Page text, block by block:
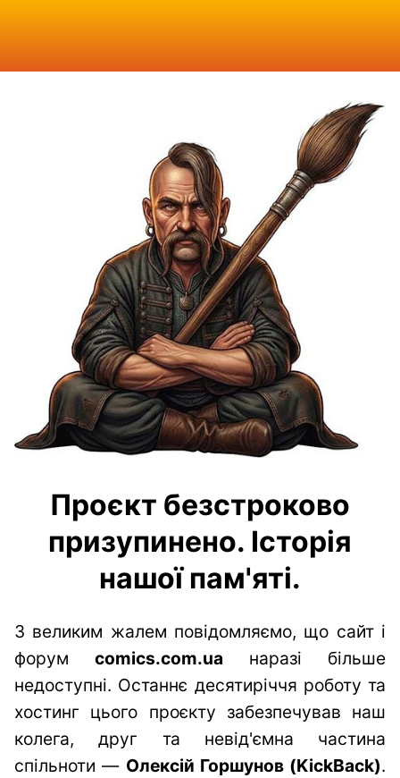
Проєкт безстроково
призупинено. Історія
нашої пам'яті.
З великим жалем повідомляємо, що сайт і
форум comics.com.ua наразі більше
недоступні. Останнє десятиріччя роботу та
хостинг цього проєкту забезпечував наш
колега, друг та невід'ємна частина
спільноти — Олексій Горшунов (KickBack).